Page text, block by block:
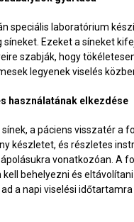
speciális laboratórium
síneket. Ezeket a síneket
szabják, hogy
legyenek viselés
használatának elkezdése
a páciens visszatér a
készletet, és részletes
vonatkozóan. A
behelyezni és
a napi viselési időtartamra